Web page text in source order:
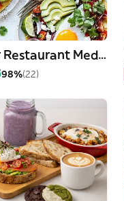
Cerveseria Bar Restaurant Mediterráneo
98%(22)